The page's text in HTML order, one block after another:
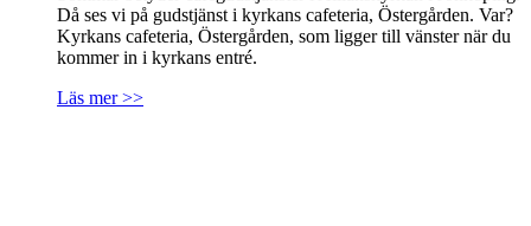
Då ses vi på gudstjänst i kyrkans cafeteria, Östergården. Var?
Kyrkans cafeteria, Östergården, som ligger till vänster när du
kommer in i kyrkans entré.
Läs mer >>